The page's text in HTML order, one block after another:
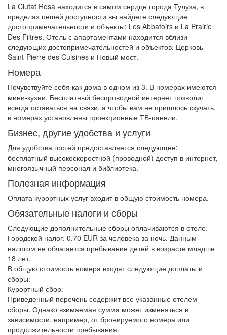
La Ciutat Rosa находится в самом сердце города Тулуза, в
пределах пешей доступности вы найдете следующие
достопримечательности и объекты: Les Abbatoirs и La Prairie
Des Filtres. Отель с апартаментами находится вблизи
следующих достопримечательностей и объектов: Церковь
Saint-Pierre des Cuisines и Новый мост.
Номера
Почувствуйте себя как дома в одном из 3. В номерах имеются
мини-кухни. Бесплатный беспроводной интернет позволит
всегда оставаться на связи, а чтобы вам не пришлось скучать,
в номерах установлены проекционные ТВ-панели.
Бизнес, другие удобства и услуги
Для удобства гостей предоставляется следующее:
бесплатный высокоскоростной (проводной) доступ в интернет,
многоязычный персонал и библиотека.
Полезная информация
Оплата курортных услуг входит в общую стоимость номера.
Обязательные налоги и сборы
Следующие дополнительные сборы оплачиваются в отеле:
Городской налог: 0.70 EUR за человека за ночь. Данным
налогом не облагается пребывание детей в возрасте младше
18 лет.
В общую стоимость номера входят следующие доплаты и
сборы:
Курортный сбор:
Приведенный перечень содержит все указанные отелем
сборы. Однако взимаемая сумма может изменяться в
зависимости, например, от бронируемого номера или
продолжительности пребывания.